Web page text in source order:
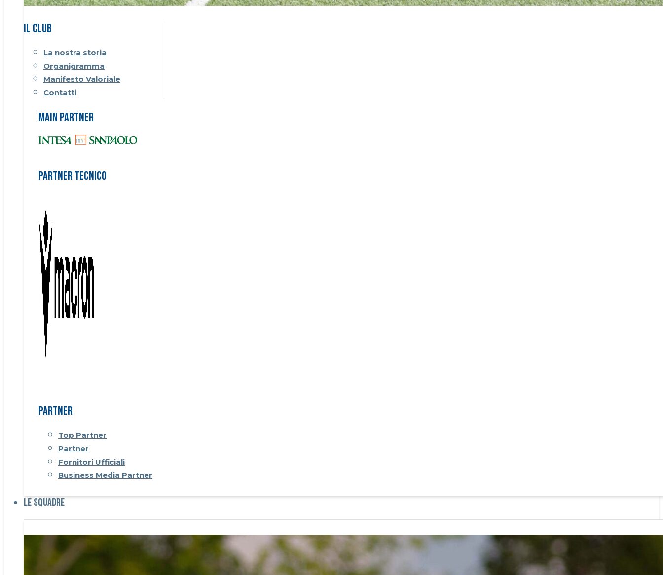
Il CLUB
La nostra storia
Organigramma
Manifesto Valoriale
Contatti
Main Partner
Partner Tecnico
Partner
Top Partner
Partner
Fornitori Ufficiali
Business Media Partner
Le Squadre